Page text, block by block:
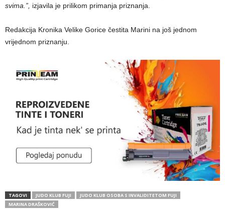
svima.”, izjavila je prilikom primanja priznanja.
Redakcija Kronika Velike Gorice čestita Marini na još jednom
vrijednom priznanju.
TAGOVI JUDO KLUB FUJI
JUDO KLUB OSOBA S INVALIDITETOM FUJI
MARINA DRAŠKOVIĆ